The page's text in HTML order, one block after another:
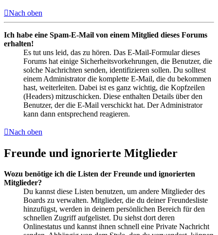
Nach oben
Ich habe eine Spam-E-Mail von einem Mitglied dieses Forums
erhalten!
Es tut uns leid, das zu hören. Das E-Mail-Formular dieses
Forums hat einige Sicherheitsvorkehrungen, die Benutzer, die
solche Nachrichten senden, identifizieren sollen. Du solltest
einem Administrator die komplette E-Mail, die du bekommen
hast, weiterleiten. Dabei ist es ganz wichtig, die Kopfzeilen
(Headers) mitzuschicken. Diese enthalten Details über den
Benutzer, der die E-Mail verschickt hat. Der Administrator
kann dann entsprechend reagieren.
Nach oben
Freunde und ignorierte Mitglieder
Wozu benötige ich die Listen der Freunde und ignorierten
Mitglieder?
Du kannst diese Listen benutzen, um andere Mitglieder des
Boards zu verwalten. Mitglieder, die du deiner Freundesliste
hinzufügst, werden in deinem persönlichen Bereich für den
schnellen Zugriff aufgelistet. Du siehst dort deren
Onlinestatus und kannst ihnen schnell eine Private Nachricht